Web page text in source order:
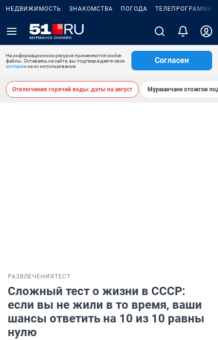
НЕДВИЖИМОСТЬ ЗНАКОМСТВА ПОГОДА ТЕЛЕПРОГРАММА
На информационном ресурсе применяются cookie-
файлы. Оставаясь на сайте, вы подтверждаете свое
согласиена их использование.
Согласен
Отключения горячей воды: даты на август Мурманчане отожгли
РАЗВЛЕЧЕНИЯ ТЕСТ
Сложный тест о жизни в СССР:
если вы не жили в то время, ваши
шансы ответить на 10 из 10 равны
нулю